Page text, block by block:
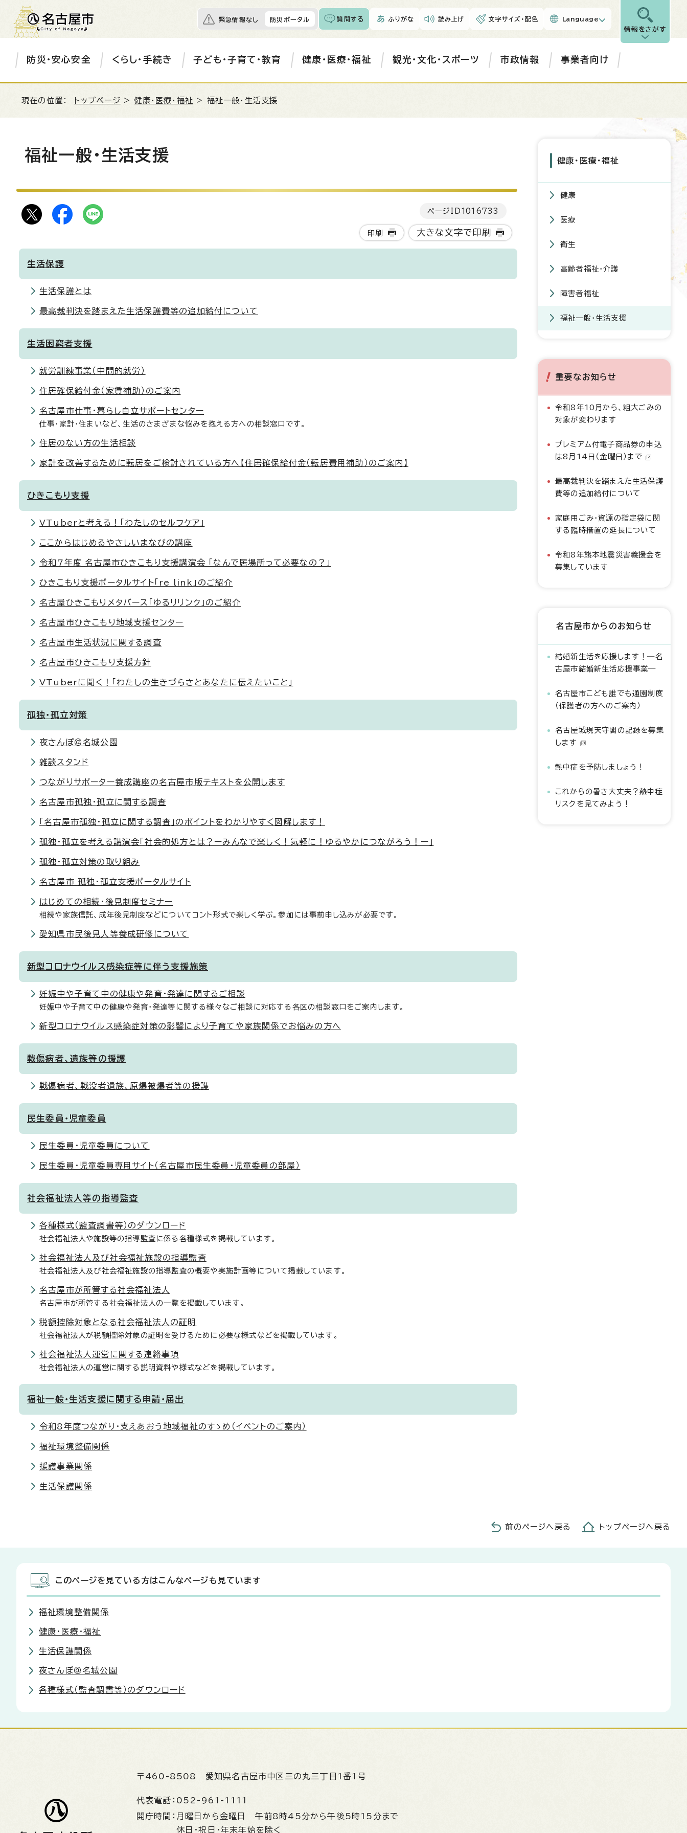
緊急情報なし 防災ポータル 質問する ふりがな 読み上げ 文字サイズ・配色 Language
情報をさがす
防災・安心安全 くらし・手続き 子ども・子育て・教育 健康・医療・福祉 観光・文化・スポーツ 市政情報 事業者向け
現在の位置： トップページ >健康・医療・福祉 > 福祉一般・生活支援
福祉一般・生活支援
ページID 1016733
印刷 大きな文字で印刷
生活保護
生活保護とは
最高裁判決を踏まえた生活保護費等の追加給付について
生活困窮者支援
就労訓練事業（中間的就労）
住居確保給付金（家賃補助）のご案内
名古屋市仕事・暮らし自立サポートセンター
仕事・家計・住まいなど、生活のさまざまな悩みを抱える方への相談窓口です。
住居のない方の生活相談
家計を改善するために転居をご検討されている方へ【住居確保給付金（転居費用補助）のご案内】
ひきこもり支援
VTuberと考える！「わたしのセルフケア」
ここからはじめるやさしいまなびの講座
令和7年度 名古屋市ひきこもり支援講演会 「なんで居場所って必要なの？」
ひきこもり支援ポータルサイト「re link」のご紹介
名古屋ひきこもりメタバース「ゆるリリンク」のご紹介
名古屋市ひきこもり地域支援センター
名古屋市生活状況に関する調査
名古屋市ひきこもり支援方針
VTuberに聞く！「わたしの生きづらさとあなたに伝えたいこと」
孤独・孤立対策
夜さんぽ＠名城公園
雑談スタンド
つながりサポーター養成講座の名古屋市版テキストを公開します
名古屋市孤独・孤立に関する調査
「名古屋市孤独・孤立に関する調査」のポイントをわかりやすく図解します！
孤独・孤立を考える講演会「社会的処方とは？ーみんなで楽しく！気軽に！ゆるやかにつながろう！ー」
孤独・孤立対策の取り組み
名古屋市 孤独・孤立支援ポータルサイト
はじめての相続・後見制度セミナー
相続や家族信託、成年後見制度などについてコント形式で楽しく学ぶ。参加には事前申し込みが必要です。
愛知県市民後見人等養成研修について
新型コロナウイルス感染症等に伴う支援施策
妊娠中や子育て中の健康や発育・発達に関するご相談
妊娠中や子育て中の健康や発育・発達等に関する様々なご相談に対応する各区の相談窓口をご案内します。
新型コロナウイルス感染症対策の影響により子育てや家族関係でお悩みの方へ
戦傷病者、遺族等の援護
戦傷病者、戦没者遺族、原爆被爆者等の援護
民生委員・児童委員
民生委員・児童委員について
民生委員・児童委員専用サイト（名古屋市民生委員・児童委員の部屋）
社会福祉法人等の指導監査
各種様式（監査調書等）のダウンロード
社会福祉法人や施設等の指導監査に係る各種様式を掲載しています。
社会福祉法人及び社会福祉施設の指導監査
社会福祉法人及び社会福祉施設の指導監査の概要や実施計画等について掲載しています。
名古屋市が所管する社会福祉法人
名古屋市が所管する社会福祉法人の一覧を掲載しています。
税額控除対象となる社会福祉法人の証明
社会福祉法人が税額控除対象の証明を受けるために必要な様式などを掲載しています。
社会福祉法人運営に関する連絡事項
社会福祉法人の運営に関する説明資料や様式などを掲載しています。
福祉一般・生活支援に関する申請・届出
令和8年度つながり・支えあおう地域福祉のすゝめ（イベントのご案内）
福祉環境整備関係
援護事業関係
生活保護関係
健康・医療・福祉
健康
医療
衛生
高齢者福祉・介護
障害者福祉
福祉一般・生活支援
重要なお知らせ
令和8年10月から、粗大ごみの
対象が変わります
プレミアム付電子商品券の申込
は8月14日（金曜日）まで
最高裁判決を踏まえた生活保護
費等の追加給付について
家庭用ごみ・資源の指定袋に関
する臨時措置の延長について
令和8年熊本地震災害義援金を
募集しています
名古屋市からのお知らせ
結婚新生活を応援します！―名
古屋市結婚新生活応援事業―
名古屋市こども誰でも通園制度
（保護者の方へのご案内）
名古屋城現天守閣の記録を募集
します
熱中症を予防しましょう！
これからの暑さ大丈夫？熱中症
リスクを見てみよう！
前のページへ戻る トップページへ戻る
このページを見ている方はこんなページも見ています
福祉環境整備関係
健康・医療・福祉
生活保護関係
夜さんぽ＠名城公園
各種様式（監査調書等）のダウンロード
〒460-8508 愛知県名古屋市中区三の丸三丁目1番1号
代表電話： 052-961-1111
開庁時間： 月曜日から金曜日 午前8時45分から午後5時15分まで
休日・祝日・年末年始を除く